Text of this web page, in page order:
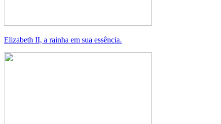
Elizabeth II, a rainha em sua essência.